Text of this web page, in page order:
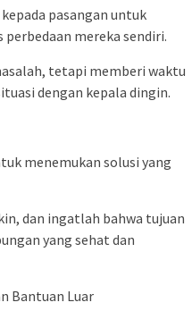
pasangan untuk
mereka sendiri.
tetapi memberi waktu
dengan kepala dingin.
menemukan solusi yang
dan ingatlah bahwa tujuan
yang sehat dan
Bantuan Luar